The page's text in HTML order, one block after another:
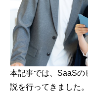
本記事では、SaaSの
説を行ってきました。